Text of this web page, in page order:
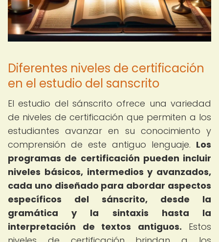
Diferentes niveles de certificación
en el estudio del sanscrito
El estudio del sánscrito ofrece una variedad
de niveles de certificación que permiten a los
estudiantes avanzar en su conocimiento y
comprensión de este antiguo lenguaje. Los
programas de certificación pueden incluir
niveles básicos, intermedios y avanzados,
cada uno diseñado para abordar aspectos
específicos del sánscrito, desde la
gramática y la sintaxis hasta la
interpretación de textos antiguos. Estos